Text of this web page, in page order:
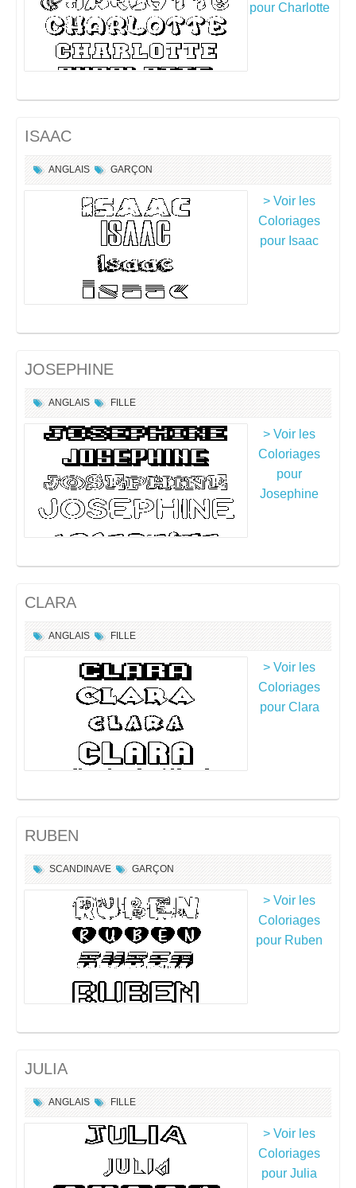
pour Charlotte
ISAAC
ANGLAIS GARÇON
> Voir les
Coloriages
pour Isaac
JOSEPHINE
ANGLAIS FILLE
> Voir les
Coloriages
pour
Josephine
CLARA
ANGLAIS FILLE
> Voir les
Coloriages
pour Clara
RUBEN
SCANDINAVE GARÇON
> Voir les
Coloriages
pour Ruben
JULIA
ANGLAIS FILLE
> Voir les
Coloriages
pour Julia